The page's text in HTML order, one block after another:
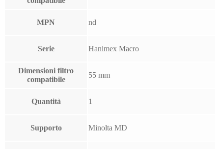
MPN nd
Serie Hanimex Macro
Dimensioni filtro
compatibile
55 mm
Quantità 1
Supporto Minolta MD